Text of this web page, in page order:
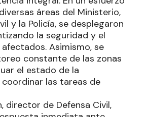
áreas del Ministerio,
y la Policía, se desplegaron
la seguridad y el
Asimismo, se
constante de las zonas
el estado de la
las tareas de
director de Defensa Civil,